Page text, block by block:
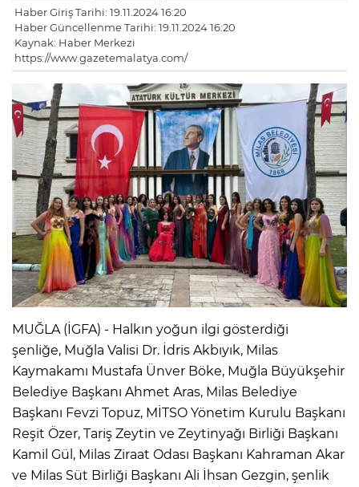
Haber Giriş Tarihi: 19.11.2024 16:20
Haber Güncellenme Tarihi: 19.11.2024 16:20
Kaynak: Haber Merkezi
https://www.gazetemalatya.com/
MUĞLA (İGFA) - Halkın yoğun ilgi gösterdiği
şenliğe, Muğla Valisi Dr. İdris Akbıyık, Milas
Kaymakamı Mustafa Ünver Böke, Muğla Büyükşehir
Belediye Başkanı Ahmet Aras, Milas Belediye
Başkanı Fevzi Topuz, MİTSO Yönetim Kurulu Başkanı
Reşit Özer, Tariş Zeytin ve Zeytinyağı Birliği Başkanı
Kamil Gül, Milas Ziraat Odası Başkanı Kahraman Akar
ve Milas Süt Birliği Başkanı Ali İhsan Gezgin, şenlik